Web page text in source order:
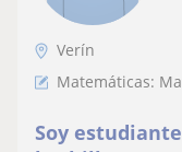
Verín
Matemáticas:
Soy